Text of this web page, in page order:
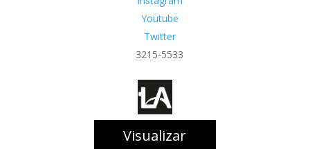
Youtube
Twitter
3215-5533
Visualizar